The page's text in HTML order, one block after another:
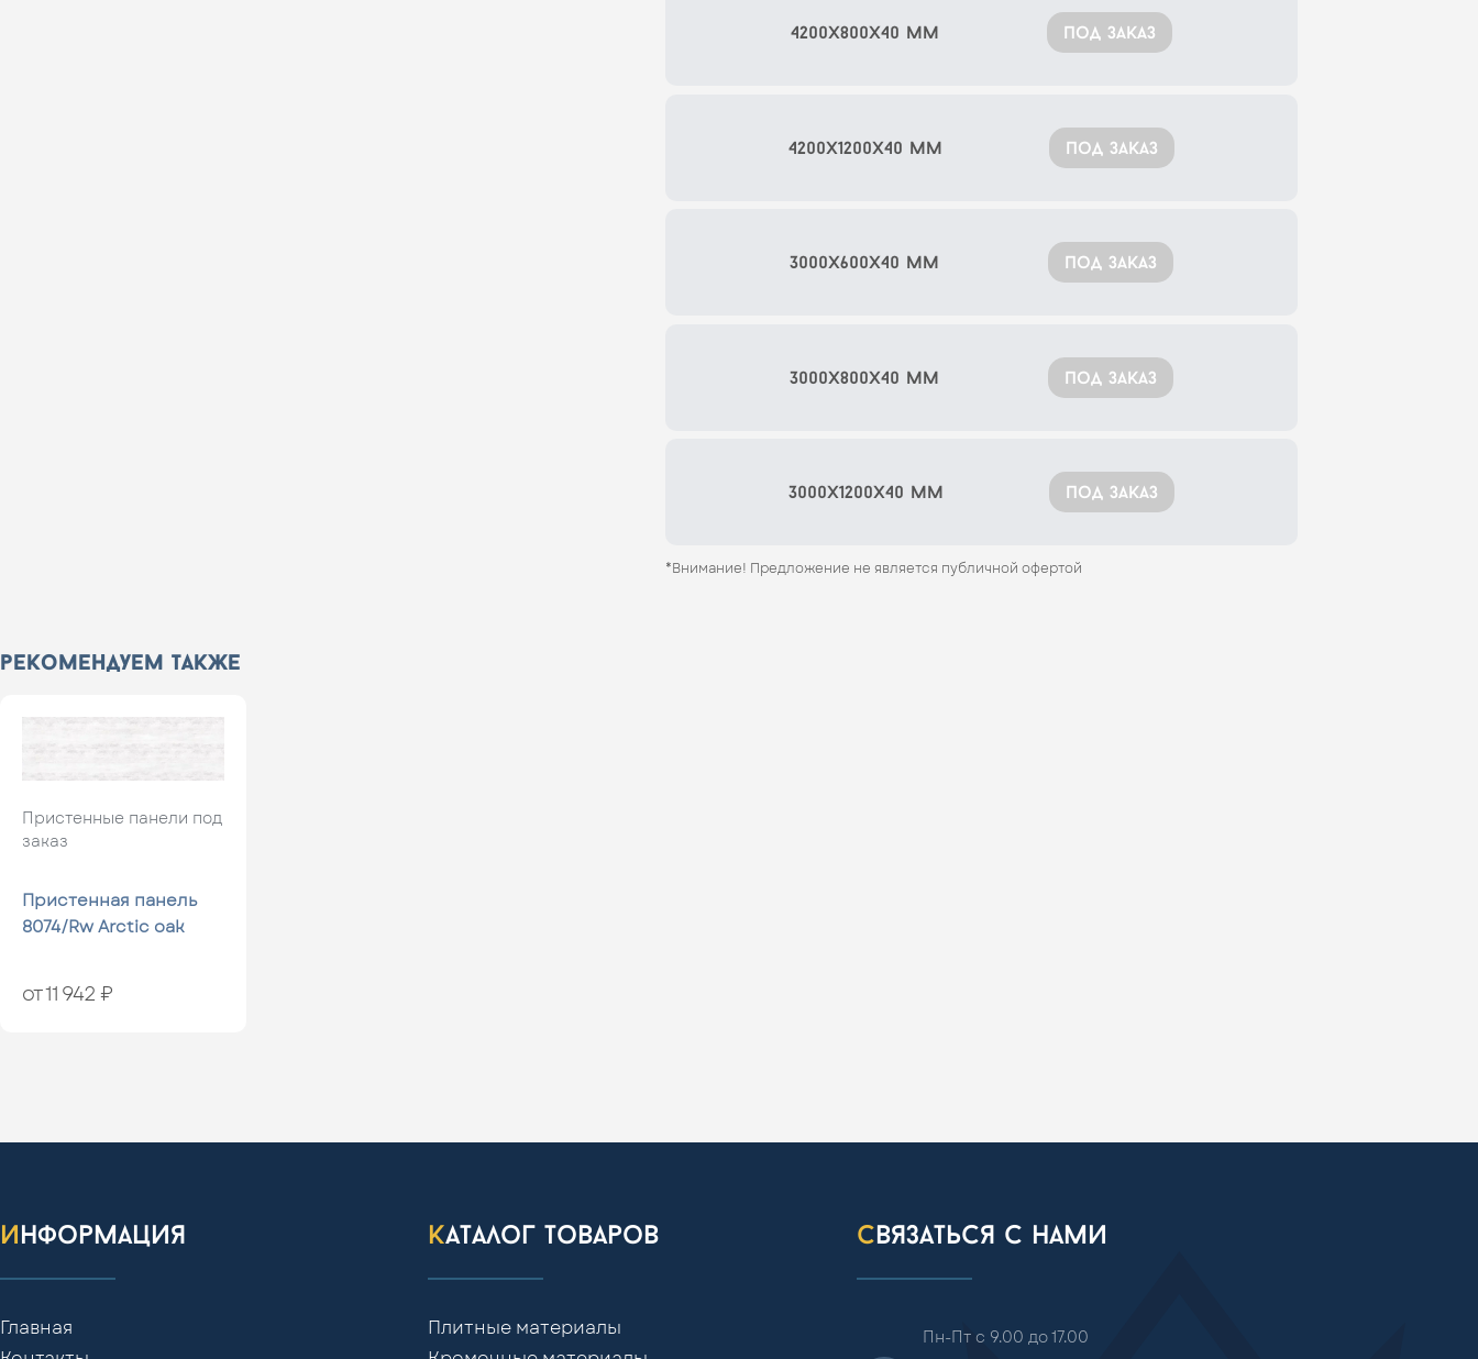
4200x800x40 мм под заказ
4200x1200x40 мм под заказ
3000x600x40 мм под заказ
3000x800x40 мм под заказ
3000x1200x40 мм под заказ
*Внимание! Предложение не является публичной офертой
рекомендуем также
Пристенные панели под
заказ
Пристенная панель
8074/Rw Arctic oak
от 11 942 ₽
информация
Главная
каталог товаров
Плитные материалы
связаться с нами
Пн-Пт с 9.00 до 17.00